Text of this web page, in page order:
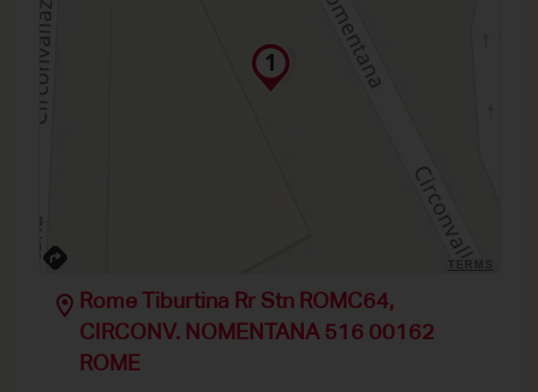
Rome Tiburtina Rr Stn ROMC64,
CIRCONV. NOMENTANA 516 00162
ROME